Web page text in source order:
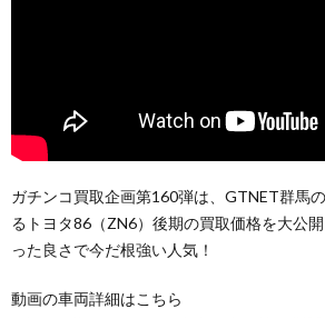
ガチンコ買取企画第160弾は、GTNET群馬
るトヨタ86（ZN6）後期の買取価格を大公
った良さで今だ根強い人気！
動画の車両詳細はこちら